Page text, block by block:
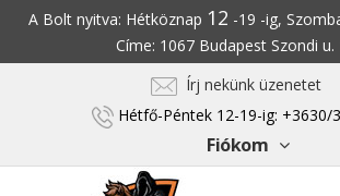
A Bolt nyitva: Hétköznap 12 -19 -ig,
Címe: 1067 Budapest Szondi u.
Írj nekünk üzenetet
Hétfő-Péntek 12-19-ig: +3630/
Fiókom